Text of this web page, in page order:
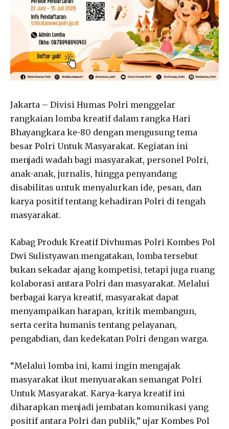
Jakarta – Divisi Humas Polri menggelar
rangkaian lomba kreatif dalam rangka Hari
Bhayangkara ke-80 dengan mengusung tema
besar Polri Untuk Masyarakat. Kegiatan ini
menjadi wadah bagi masyarakat, personel Polri,
anak-anak, jurnalis, hingga penyandang
disabilitas untuk menyalurkan ide, pesan, dan
karya positif tentang kehadiran Polri di tengah
masyarakat.
Kabag Produk Kreatif Divhumas Polri Kombes Pol
Dwi Sulistyawan mengatakan, lomba tersebut
bukan sekadar ajang kompetisi, tetapi juga ruang
kolaborasi antara Polri dan masyarakat. Melalui
berbagai karya kreatif, masyarakat dapat
menyampaikan harapan, kritik membangun,
serta cerita humanis tentang pelayanan,
pengabdian, dan kedekatan Polri dengan warga.
“Melalui lomba ini, kami ingin mengajak
masyarakat ikut menyuarakan semangat Polri
Untuk Masyarakat. Karya-karya kreatif ini
diharapkan menjadi jembatan komunikasi yang
positif antara Polri dan publik,” ujar Kombes Pol